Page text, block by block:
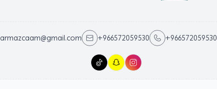
+966572059530
+966572059530
armazcaam@gmail.com